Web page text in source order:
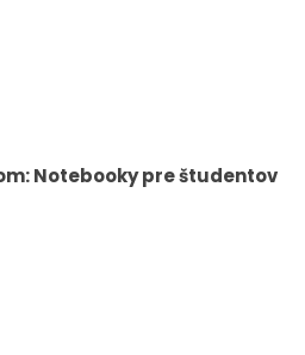
Notebooky pre študentov